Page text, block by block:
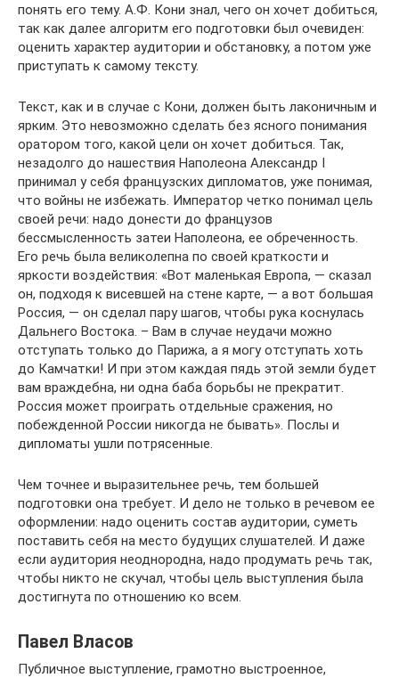
понять его тему. А.Ф. Кони знал, чего он хочет добиться,
так как далее алгоритм его подготовки был очевиден:
оценить характер аудитории и обстановку, а потом уже
приступать к самому тексту.
Текст, как и в случае с Кони, должен быть лаконичным и
ярким. Это невозможно сделать без ясного понимания
оратором того, какой цели он хочет добиться. Так,
незадолго до нашествия Наполеона Александр I
принимал у себя французских дипломатов, уже понимая,
что войны не избежать. Император четко понимал цель
своей речи: надо донести до французов
бессмысленность затеи Наполеона, ее обреченность.
Его речь была великолепна по своей краткости и
яркости воздействия: «Вот маленькая Европа, — сказал
он, подходя к висевшей на стене карте, — а вот большая
Россия, — он сделал пару шагов, чтобы рука коснулась
Дальнего Востока. – Вам в случае неудачи можно
отступать только до Парижа, а я могу отступать хоть
до Камчатки! И при этом каждая пядь этой земли будет
вам враждебна, ни одна баба борьбы не прекратит.
Россия может проиграть отдельные сражения, но
побежденной России никогда не бывать». Послы и
дипломаты ушли потрясенные.
Чем точнее и выразительнее речь, тем большей
подготовки она требует. И дело не только в речевом ее
оформлении: надо оценить состав аудитории, суметь
поставить себя на место будущих слушателей. И даже
если аудитория неоднородна, надо продумать речь так,
чтобы никто не скучал, чтобы цель выступления была
достигнута по отношению ко всем.
Павел Власов
Публичное выступление, грамотно выстроенное,